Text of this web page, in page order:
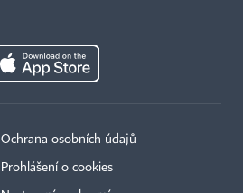
Ochrana osobních údajů
Prohlášení o cookies